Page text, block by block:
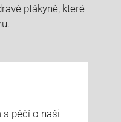
ptákyně, které
s péčí o naši